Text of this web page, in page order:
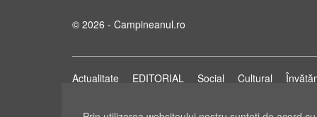
© 2026 - Campineanul.ro
Actualitate EDITORIAL Social Cultural